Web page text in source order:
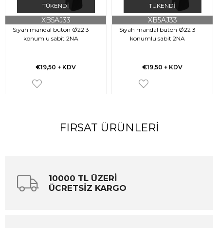
TÜKENDI
Siyah mandal buton Ø22 3
konumlu sabit 2NA
XB5AJ33
€19,50 + KDV
TÜKENDI
Siyah mandal buton Ø22 3
konumlu sabit 2NA
XB5AJ33
€19,50 + KDV
FIRSAT ÜRÜNLERI
10000 TL ÜZERİ
ÜCRETSİZ KARGO